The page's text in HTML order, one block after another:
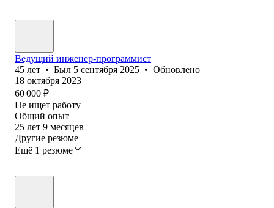
Ведущий инженер-программист
45 лет • Был 5 сентября 2025 • Обновлено
18 октября 2023
60 000 ₽
Не ищет работу
Общий опыт
25 лет 9 месяцев
Другие резюме
Ещё 1 резюме